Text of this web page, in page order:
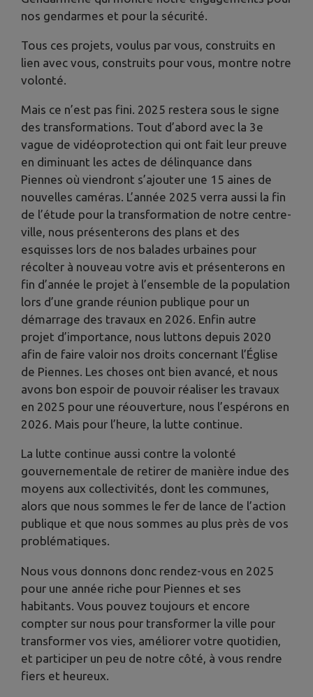
nos gendarmes et pour la sécurité.
Tous ces projets, voulus par vous, construits en
lien avec vous, construits pour vous, montre notre
volonté.
Mais ce n’est pas fini. 2025 restera sous le signe
des transformations. Tout d’abord avec la 3e
vague de vidéoprotection qui ont fait leur preuve
en diminuant les actes de délinquance dans
Piennes où viendront s’ajouter une 15 aines de
nouvelles caméras. L’année 2025 verra aussi la fin
de l’étude pour la transformation de notre centre-
ville, nous présenterons des plans et des
esquisses lors de nos balades urbaines pour
récolter à nouveau votre avis et présenterons en
fin d’année le projet à l’ensemble de la population
lors d’une grande réunion publique pour un
démarrage des travaux en 2026. Enfin autre
projet d’importance, nous luttons depuis 2020
afin de faire valoir nos droits concernant l’Église
de Piennes. Les choses ont bien avancé, et nous
avons bon espoir de pouvoir réaliser les travaux
en 2025 pour une réouverture, nous l’espérons en
2026. Mais pour l’heure, la lutte continue.
La lutte continue aussi contre la volonté
gouvernementale de retirer de manière indue des
moyens aux collectivités, dont les communes,
alors que nous sommes le fer de lance de l’action
publique et que nous sommes au plus près de vos
problématiques.
Nous vous donnons donc rendez-vous en 2025
pour une année riche pour Piennes et ses
habitants. Vous pouvez toujours et encore
compter sur nous pour transformer la ville pour
transformer vos vies, améliorer votre quotidien,
et participer un peu de notre côté, à vous rendre
fiers et heureux.